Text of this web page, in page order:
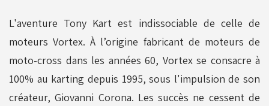
L'aventure Tony Kart est indissociable de celle de
moteurs Vortex. À l’origine fabricant de moteurs de
moto-cross dans les années 60, Vortex se consacre à
100% au karting depuis 1995, sous l'impulsion de son
créateur, Giovanni Corona. Les succès ne cessent de